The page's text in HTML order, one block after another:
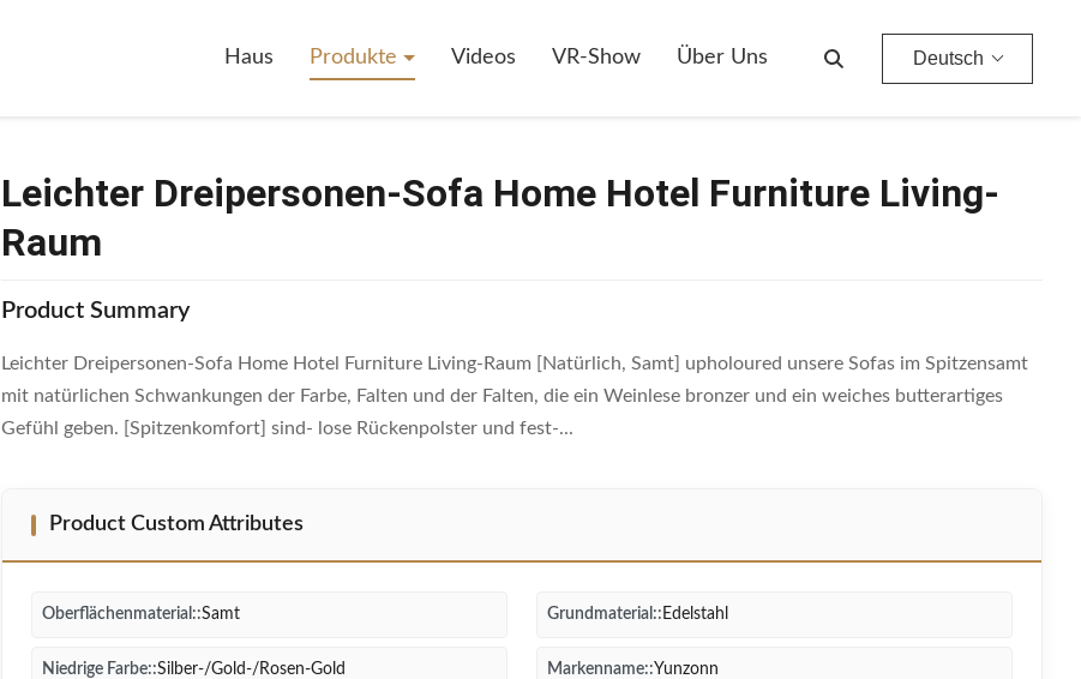
Haus Produkte Videos VR-Show Über Uns Deutsch
Leichter Dreipersonen-Sofa Home Hotel Furniture Living-
Raum
Product Summary
Leichter Dreipersonen-Sofa Home Hotel Furniture Living-Raum [Natürlich, Samt] upholoured unsere Sofas im Spitzensamt
mit natürlichen Schwankungen der Farbe, Falten und der Falten, die ein Weinlese bronzer und ein weiches butterartiges
Gefühl geben. [Spitzenkomfort] sind- lose Rückenpolster und fest-...
Product Custom Attributes
Oberflächenmaterial::Samt Grundmaterial:: Edelstahl
Niedrige Farbe::Silber-/Gold-/Rosen-Gold Markenname::Yunzonn